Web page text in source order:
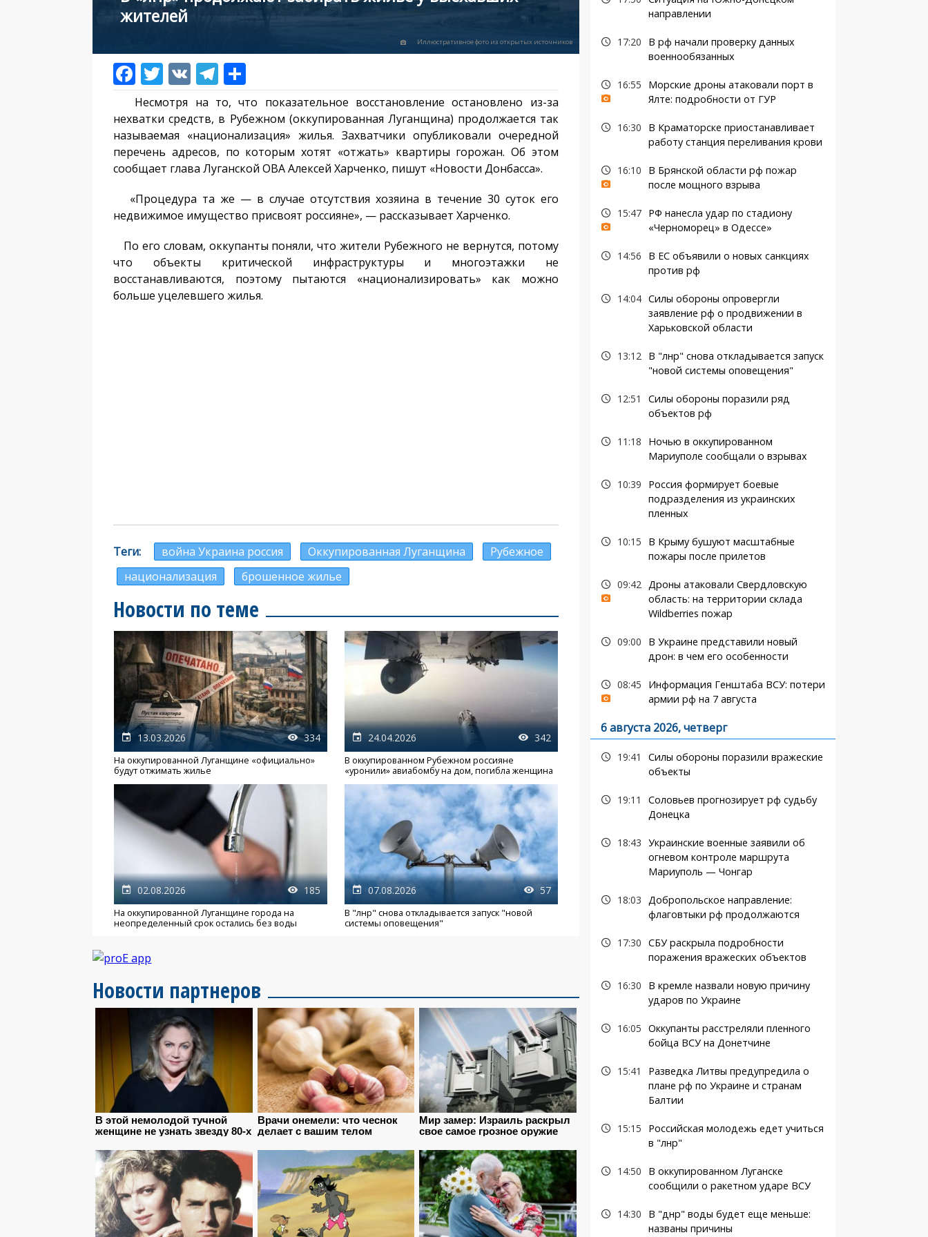
жителей
Иллюстративное фото из открытых источников
Несмотря на то, что показательное восстановление остановлено из-за
нехватки средств, в Рубежном (оккупированная Луганщина) продолжается так
называемая «национализация» жилья. Захватчики опубликовали очередной
перечень адресов, по которым хотят «отжать» квартиры горожан. Об этом
сообщает глава Луганской ОВА Алексей Харченко, пишут «Новости Донбасса».
«Процедура та же — в случае отсутствия хозяина в течение 30 суток его
недвижимое имущество присвоят россияне», — рассказывает Харченко.
По его словам, оккупанты поняли, что жители Рубежного не вернутся, потому
что объекты критической инфраструктуры и многоэтажки не
восстанавливаются, поэтому пытаются «национализировать» как можно
больше уцелевшего жилья.
Теги война Украина россия Оккупированная Луганщина
Рубежное
национализация
брошенное жилье
Новости по теме
13.03.2026 334
На оккупированной Луганщине «официально»
будут отжимать жилье
24.04.2026 342
В оккупированном Рубежном россияне
«уронили» авиабомбу на дом, погибла женщина
02.08.2026 185
На оккупированной Луганщине города на
неопределенный срок остались без воды
07.08.2026 57
В "лнр" снова откладывается запуск "новой
системы оповещения"
Новости партнеров
направлении
17:20
В рф начали проверку данных
военнообязанных
16:55
Морские дроны атаковали порт в
Ялте: подробности от ГУР
16:30
В Краматорске приостанавливает
работу станция переливания крови
16:10
В Брянской области рф пожар
после мощного взрыва
15:47
РФ нанесла удар по стадиону
«Черноморец» в Одессе»
14:56
В ЕС объявили о новых санкциях
против рф
14:04 Силы обороны опровергли
заявление рф о продвижении в
Харьковской области
13:12
В "лнр" снова откладывается запуск
"новой системы оповещения"
12:51
Силы обороны поразили ряд
объектов рф
11:18
Ночью в оккупированном
Мариуполе сообщали о взрывах
10:39
Россия формирует боевые
подразделения из украинских
пленных
10:15
В Крыму бушуют масштабные
пожары после прилетов
09:42 Дроны атаковали Свердловскую
область: на территории склада
Wildberries пожар
09:00
В Украине представили новый
дрон: в чем его особенности
08:45
Информация Генштаба ВСУ: потери
армии рф на 7 августа
6 августа 2026, четверг
19:41
Силы обороны поразили вражеские
объекты
19:11
Соловьев прогнозирует рф судьбу
Донецка
18:43 Украинские военные заявили об
огневом контроле маршрута
Мариуполь — Чонгар
18:03 Добропольское направление:
флаговтыки рф продолжаются
17:30 СБУ раскрыла подробности
поражения вражеских объектов
16:30
В кремле назвали новую причину
ударов по Украине
16:05 Оккупанты расстреляли пленного
бойца ВСУ на Донетчине
15:41
Разведка Литвы предупредила о
плане рф по Украине и странам
Балтии
15:15
Российская молодежь едет учиться
в "лнр"
14:50
В оккупированном Луганске
сообщили о ракетном ударе ВСУ
14:30
В "днр" воды будет еще меньше:
названы причины